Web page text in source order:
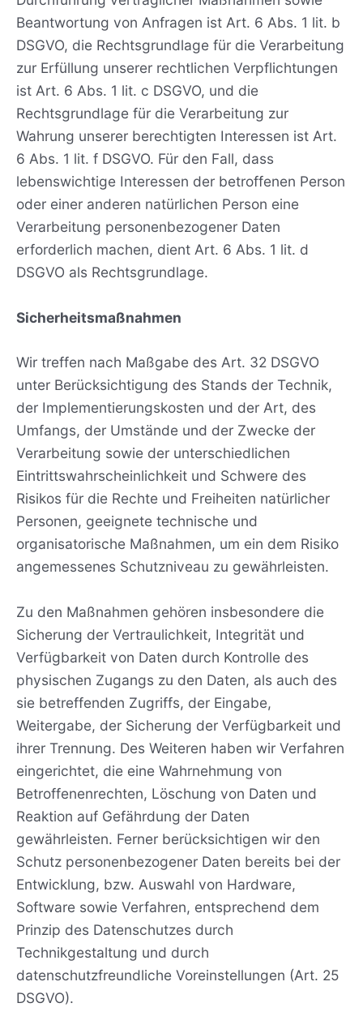
Beantwortung von Anfragen ist Art. 6 Abs. 1 lit. b
DSGVO, die Rechtsgrundlage für die Verarbeitung
zur Erfüllung unserer rechtlichen Verpflichtungen
ist Art. 6 Abs. 1 lit. c DSGVO, und die
Rechtsgrundlage für die Verarbeitung zur
Wahrung unserer berechtigten Interessen ist Art.
6 Abs. 1 lit. f DSGVO. Für den Fall, dass
lebenswichtige Interessen der betroffenen Person
oder einer anderen natürlichen Person eine
Verarbeitung personenbezogener Daten
erforderlich machen, dient Art. 6 Abs. 1 lit. d
DSGVO als Rechtsgrundlage.
Sicherheitsmaßnahmen
Wir treffen nach Maßgabe des Art. 32 DSGVO
unter Berücksichtigung des Stands der Technik,
der Implementierungskosten und der Art, des
Umfangs, der Umstände und der Zwecke der
Verarbeitung sowie der unterschiedlichen
Eintrittswahrscheinlichkeit und Schwere des
Risikos für die Rechte und Freiheiten natürlicher
Personen, geeignete technische und
organisatorische Maßnahmen, um ein dem Risiko
angemessenes Schutzniveau zu gewährleisten.
Zu den Maßnahmen gehören insbesondere die
Sicherung der Vertraulichkeit, Integrität und
Verfügbarkeit von Daten durch Kontrolle des
physischen Zugangs zu den Daten, als auch des
sie betreffenden Zugriffs, der Eingabe,
Weitergabe, der Sicherung der Verfügbarkeit und
ihrer Trennung. Des Weiteren haben wir Verfahren
eingerichtet, die eine Wahrnehmung von
Betroffenenrechten, Löschung von Daten und
Reaktion auf Gefährdung der Daten
gewährleisten. Ferner berücksichtigen wir den
Schutz personenbezogener Daten bereits bei der
Entwicklung, bzw. Auswahl von Hardware,
Software sowie Verfahren, entsprechend dem
Prinzip des Datenschutzes durch
Technikgestaltung und durch
datenschutzfreundliche Voreinstellungen (Art. 25
DSGVO).